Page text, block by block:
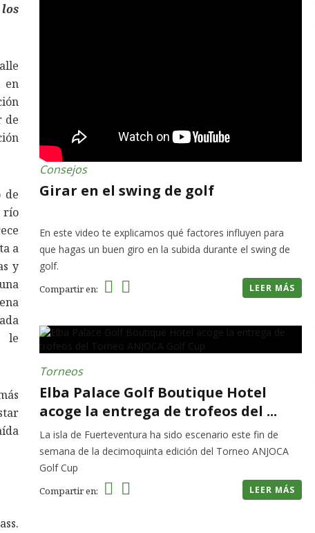
en
de
de
río
a
y
le
Consejos
Girar en el swing de golf
En este video te explicamos qué factores influyen para
que hagas un buen giro en la subida durante el swing de
golf.
Compartir en: LEER MÁS
Torneos
Elba Palace Golf Boutique Hotel
acoge la entrega de trofeos del ...
La isla de Fuerteventura ha sido escenario este fin de
semana de la decimoquinta edición del Torneo ANJOCA
Golf Cup
Compartir en: LEER MÁS